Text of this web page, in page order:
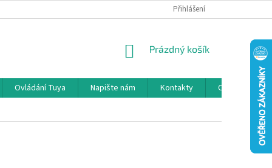
INFORMACE O OBJEDNÁVCE / VRÁCENÍ ZBOŽÍ / ODSTOUPENÍ
Přihlášení
NÁKUPNÍ
Prázdný košík
Ovládání Tuya Napište nám Kontakty O nás